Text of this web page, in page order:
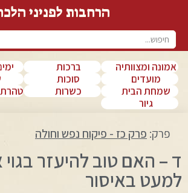
הרחבות לפניני
אמונה ומצוותיה ברכות
מועדים
סוכות
שמחת הבית
כשרות
גיור
פרק: פרק כז - פיקוח נפש וחולה
ד – האם טוב להיעזר בגוי
למעט באיסור